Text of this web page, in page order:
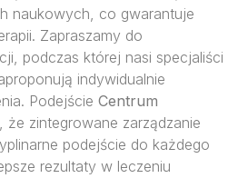
naukowych, co gwarantuje
Zapraszamy do
podczas której nasi specjaliści
indywidualnie
Podejście Centrum
że zintegrowane zarządzanie
podejście do każdego
rezultaty w leczeniu